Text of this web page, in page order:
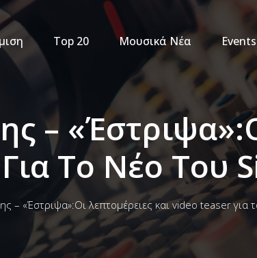
Top 20 Μουσικά Νέα Events
–
Το Νέο Του
– «Έστριψα»:Οι λεπτομέρειες και video teaser για